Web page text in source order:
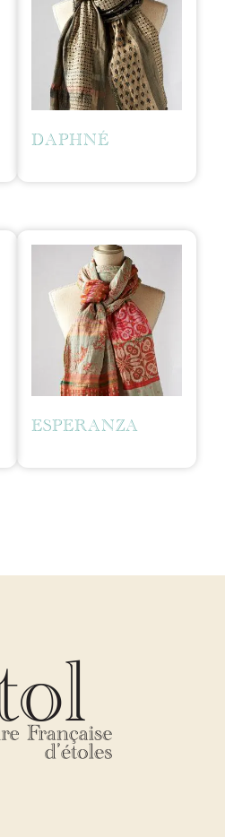
DAPHNÉ
ESPERANZA